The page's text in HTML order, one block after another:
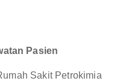
Pasien
Sakit Petrokimia